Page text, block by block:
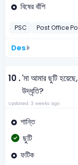
বিষের বাঁশি
PSC Post Office
Des
10 .'মা আমার ছুটি
উদ্ধৃতি?
Updated: 3 weeks ago
শান্তি
ছুটি
ফটিক